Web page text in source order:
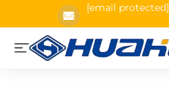
[email protected]